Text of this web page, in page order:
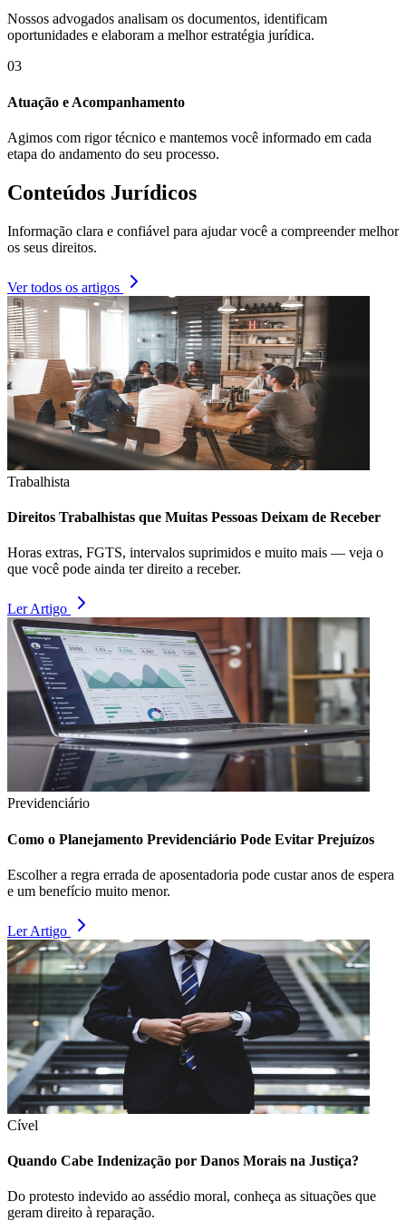
Nossos advogados analisam os documentos, identificam
oportunidades e elaboram a melhor estratégia jurídica.
03
Atuação e Acompanhamento
Agimos com rigor técnico e mantemos você informado em cada
etapa do andamento do seu processo.
Conteúdos Jurídicos
Informação clara e confiável para ajudar você a compreender melhor
os seus direitos.
Ver todos os artigos
Trabalhista
Direitos Trabalhistas que Muitas Pessoas Deixam de Receber
Horas extras, FGTS, intervalos suprimidos e muito mais — veja o
que você pode ainda ter direito a receber.
Ler Artigo
Previdenciário
Como o Planejamento Previdenciário Pode Evitar Prejuízos
Escolher a regra errada de aposentadoria pode custar anos de espera
e um benefício muito menor.
Ler Artigo
Cível
Quando Cabe Indenização por Danos Morais na Justiça?
Do protesto indevido ao assédio moral, conheça as situações que
geram direito à reparação.